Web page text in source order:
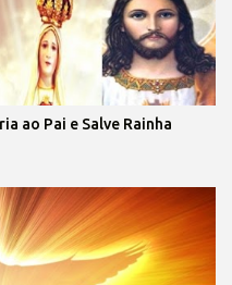
ao Pai e Salve Rainha